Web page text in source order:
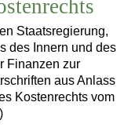
Staatsregierung,
des Innern und des
Finanzen zur
aus Anlass
Kostenrechts vom